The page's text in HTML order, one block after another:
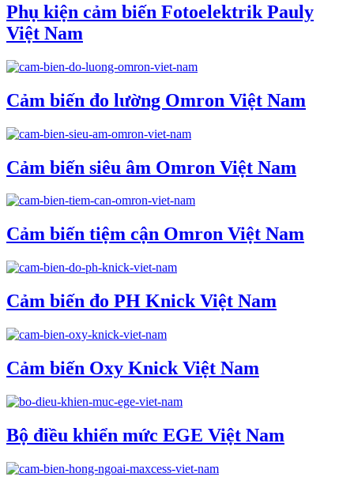
Phụ kiện cảm biến Fotoelektrik Pauly
Việt Nam
Cảm biến đo lường Omron Việt Nam
Cảm biến siêu âm Omron Việt Nam
Cảm biến tiệm cận Omron Việt Nam
Cảm biến đo PH Knick Việt Nam
Cảm biến Oxy Knick Việt Nam
Bộ điều khiển mức EGE Việt Nam